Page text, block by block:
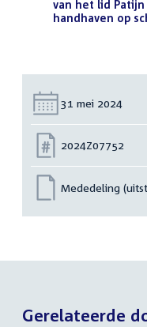
bestand:
van het lid
handhaven op
Datum:
31 mei 2024
Nummer:
2024Z07752
Mededeling
Gerelateerde